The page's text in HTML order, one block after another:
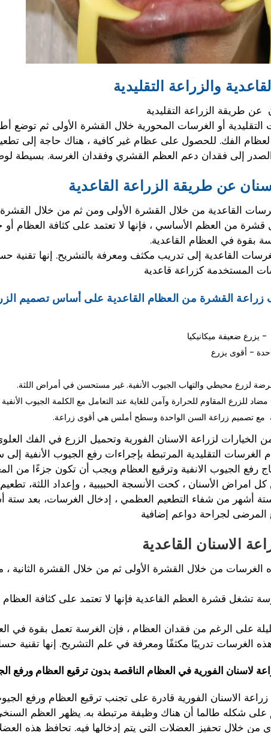
والزراعة التقليدية
عن طريقة الزراعة التقليدية
التقليدية أو الغرسات المحورية خلال القشرة الأولى ثم توضع
الفك. للحصول على عظام غير كافية ، هناك حاجة إلى
إلى فقدان دعم العظم القشري وفقدان الغرسة. بسيطة
عن طريقة الزراعة القاعدية
القاعدية من خلال القشرة الأولى ومن ثم من خلال القشرة
من العظم الأساسي ، فإنها لا تعتمد على كثافة العظام
بقوة في العظام القاعدية.
القاعدية إلى تدريب مكثف ومعرفة بالتشريح. إنها تقنية
المستخدمة كزراعة قاعدية
القشرة من العظام القاعدية على أساس تصميم
- يزرع ضعيفة ميكانيكيا
- أقوى يزرع
محيطي والتهاب الجيوب الأنفية. غير مستحسن في أمراض اللثة.
للزرع المقاوم للحرارة وآمن للغاية عند التعامل مع الكلمة الجيوب الأنفية
مع تصميم زراعة السن الواحدة وسطح أملس هي أقوى زراعة.
الخيارات لزراعة الاسنان الفورية وتحميل الزرع في الفك
الغرسات التقليدية المرتبطة بإجراءات رفع الجيوب الأنفية
رفع الجيوب الانفية وترقيع العظام ويجب أن تكون جزءًا من
امراض الأسنان ، كحت الأنسجة الحبيبية ، وإعداد اللثة،
ستة أشهر من شفاء التطعيم العظمي ، إدخال الغرسات، بعد
المرضى لجراحة دواعم إضافية
الاسنان القاعدية
الغرسات من خلال القشرة الأولى ثم من خلال القشرة
تشغل قشرة العظم القاعدية فإنها لا تعتمد على كثافة
على الرغم من فقدان العظام ، فإن الغرسة تعمل بقوة في
الغرسات تدريبًا مكثفًا ومعرفة في علم التشريح. إنها تقنية
لاسنان الفورية في العظام الناقصة بدون ترقيع العظام ورفع
الاسنان الفورية قادرة على تجنب ترقيع العظام ورفع
شكله طالما أن هناك وظيفة مرتبطة به. يظهر العظم
من خلال تحفيز العضلات التي يتم إدخالها فيه. تحافظ هذه